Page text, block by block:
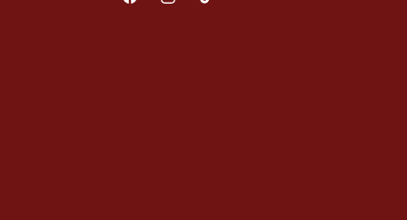
FacebookInstagramTikTok